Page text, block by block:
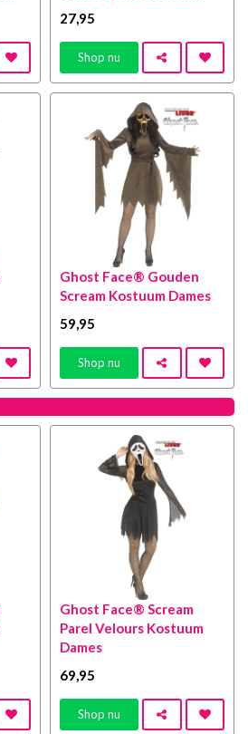
27,95
Shop nu
Ghost Face® Gouden
Scream Kostuum Dames
59,95
Shop nu
Ghost Face® Scream
Parel Velours Kostuum
Dames
69,95
Shop nu